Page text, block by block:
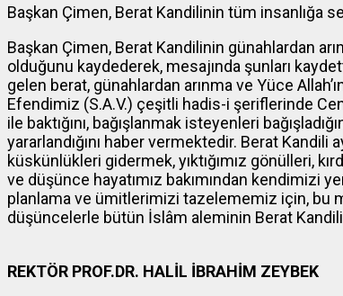
Başkan Çimen, Berat Kandilinin tüm insanlığa
Başkan Çimen, Berat Kandilinin günahlardan
olduğunu kaydederek, mesajında şunları
gelen berat, günahlardan arınma ve Yüce
Efendimiz (S.A.V.) çeşitli hadis-i şeriflerinde
ile baktığını, bağışlanmak isteyenleri
yararlandığını haber vermektedir. Berat Kandili
küskünlükleri gidermek, yıktığımız gönülleri,
ve düşünce hayatımız bakımından
planlama ve ümitlerimizi tazelememiz için, bu
düşüncelerle bütün İslâm aleminin Berat
REKTÖR PROF.DR. HALİL İBRAHİM ZEYBEK